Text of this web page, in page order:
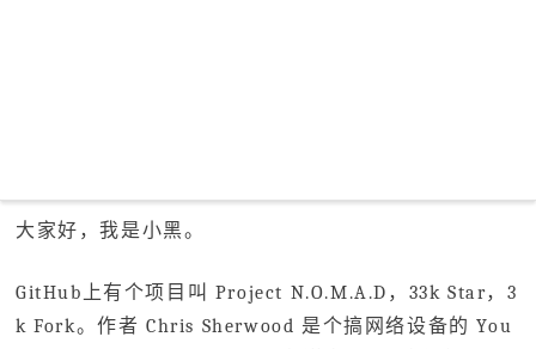
大家好，我是小黑。
GitHub上有个项目叫 Project N.O.M.A.D，33k Star，3
k Fork。作者 Chris Sherwood 是个搞网络设备的 You